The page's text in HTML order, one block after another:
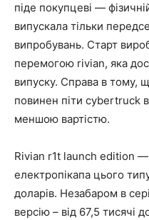
піде покупцеві —
випускала тільки
випробувань. Старт
перемогою rivian, яка
випуску. Справа в тому,
повинен піти cybertruck
меншою вартістю.
Rivian r1t launch edition —
електропікапа цього
доларів. Незабаром в
версію – від 67,5 тисячі